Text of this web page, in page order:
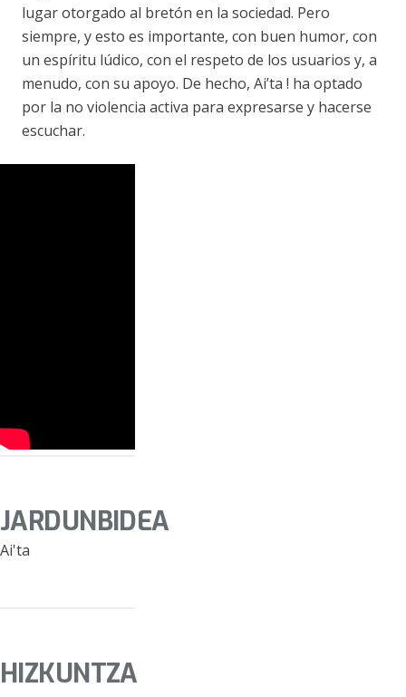
lugar otorgado al bretón en la sociedad. Pero
siempre, y esto es importante, con buen humor, con
un espíritu lúdico, con el respeto de los usuarios y, a
menudo, con su apoyo. De hecho, Ai’ta ! ha optado
por la no violencia activa para expresarse y hacerse
escuchar.
JARDUNBIDEA
Ai'ta
HIZKUNTZA